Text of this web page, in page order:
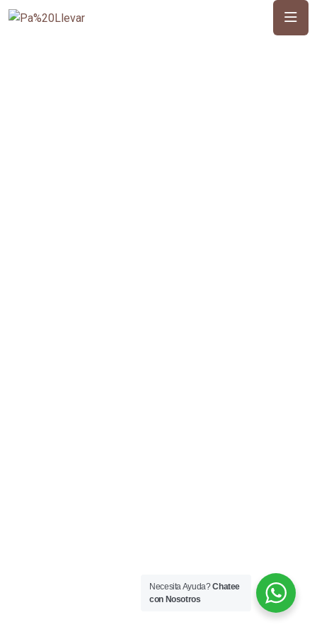
Necesita Ayuda?Chatee
con Nosotros